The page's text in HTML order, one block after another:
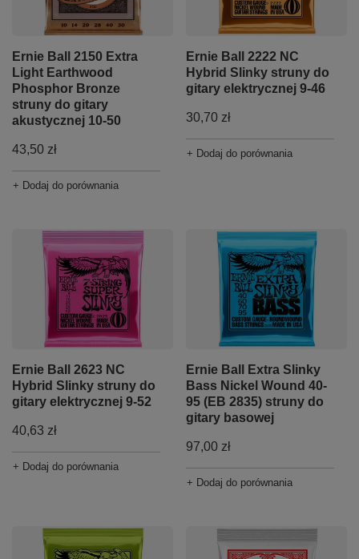
Ernie Ball 2150 Extra
Light Earthwood
Phosphor Bronze
struny do gitary
akustycznej 10-50
43,50 zł
+ Dodaj do porównania
Ernie Ball 2222 NC
Hybrid Slinky struny do
gitary elektrycznej 9-46
30,70 zł
+ Dodaj do porównania
Ernie Ball 2623 NC
Hybrid Slinky struny do
gitary elektrycznej 9-52
40,63 zł
+ Dodaj do porównania
Ernie Ball Extra Slinky
Bass Nickel Wound 40-
95 (EB 2835) struny do
gitary basowej
97,00 zł
+ Dodaj do porównania